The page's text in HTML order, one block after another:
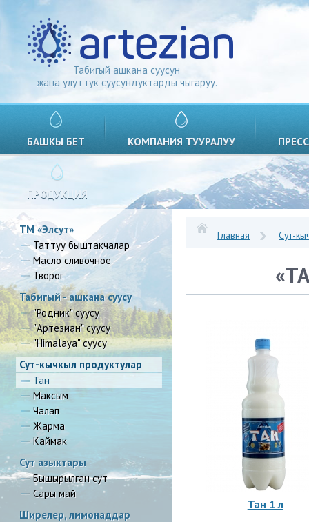
Табигый ашкана суусун
жана улуттук суусундуктарды чыгаруу.
БАШКЫ БЕТ КОМПАНИЯ ТУУРАЛУУ
ПРОДУКЦИЯ
ТМ «Элсут»
Таттуу быштакчалар
Масло сливочное
Творог
Табигый - ашкана суусу
"Родник" суусу
"Артезиан" суусу
"Himalaya" суусу
Сут-кычкыл продуктулар
Тан
Максым
Чалап
Жарма
Каймак
Сут азыктары
Бышырылган сут
Сары май
Ширелер, лимонаддар
Главная Сут-
Тан 1 л